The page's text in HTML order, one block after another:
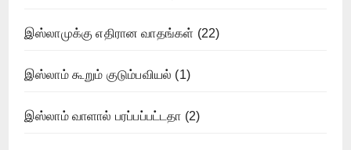
இஸ்லாமுக்கு எதிரான வாதங்கள் (22)
இஸ்லாம் கூறும் குடும்பவியல் (1)
இஸ்லாம் வாளால் பரப்பப்பட்டதா (2)